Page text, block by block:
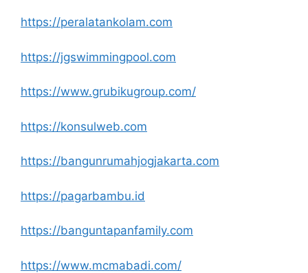
https://peralatankolam.com
https://jgswimmingpool.com
https://www.grubikugroup.com/
https://konsulweb.com
https://bangunrumahjogjakarta.com
https://pagarbambu.id
https://banguntapanfamily.com
https://www.mcmabadi.com/